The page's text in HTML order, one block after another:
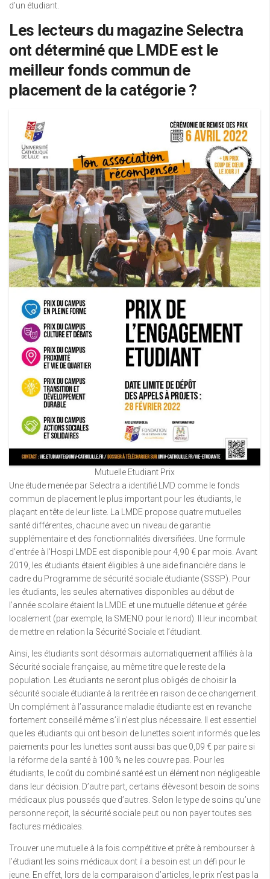
d’un étudiant.
Les lecteurs du magazine Selectra
ont déterminé que LMDE est le
meilleur fonds commun de
placement de la catégorie ?
Mutuelle Etudiant Prix
Une étude menée par Selectra a identifié LMD comme le fonds
commun de placement le plus important pour les étudiants, le
plaçant en tête de leur liste. La LMDE propose quatre mutuelles
santé différentes, chacune avec un niveau de garantie
supplémentaire et des fonctionnalités diversifiées. Une formule
d’entrée à l’Hospi LMDE est disponible pour 4,90 € par mois. Avant
2019, les étudiants étaient éligibles à une aide financière dans le
cadre du Programme de sécurité sociale étudiante (SSSP). Pour
les étudiants, les seules alternatives disponibles au début de
l’année scolaire étaient la LMDE et une mutuelle détenue et gérée
localement (par exemple, la SMENO pour le nord). Il leur incombait
de mettre en relation la Sécurité Sociale et l’étudiant.
Ainsi, les étudiants sont désormais automatiquement affiliés à la
Sécurité sociale française, au même titre que le reste de la
population. Les étudiants ne seront plus obligés de choisir la
sécurité sociale étudiante à la rentrée en raison de ce changement.
Un complément à l’assurance maladie étudiante est en revanche
fortement conseillé même s’il n’est plus nécessaire. Il est essentiel
que les étudiants qui ont besoin de lunettes soient informés que les
paiements pour les lunettes sont aussi bas que 0,09 € par paire si
la réforme de la santé à 100 % ne les couvre pas. Pour les
étudiants, le coût du combiné santé est un élément non négligeable
dans leur décision. D’autre part, certains élèvesont besoin de soins
médicaux plus poussés que d’autres. Selon le type de soins qu’une
personne reçoit, la sécurité sociale peut ou non payer toutes ses
factures médicales.
Trouver une mutuelle à la fois compétitive et prête à rembourser à
l’étudiant les soins médicaux dont il a besoin est un défi pour le
jeune. En effet, lors de la comparaison d’articles, le prix n’est pas la